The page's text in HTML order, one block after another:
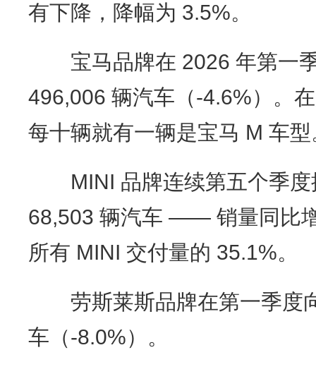
有下降，降幅为 3.5%。
宝马品牌在 2026 年第一季
496,006 辆汽车（-4.6%）。
每十辆就有一辆是宝马 M 车型
MINI 品牌连续第五个季度
68,503 辆汽车 —— 销量同比
所有 MINI 交付量的 35.1%。
劳斯莱斯品牌在第一季度
车（-8.0%）。